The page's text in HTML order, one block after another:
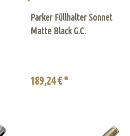
Parker Füllhalter Sonnet
Matte Black G.C.
189,24 € *